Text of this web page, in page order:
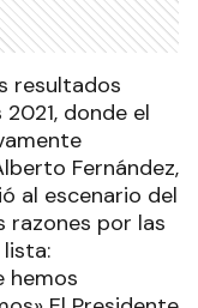
resultados
donde el
Fernández,
al escenario del
razones por las
hemos